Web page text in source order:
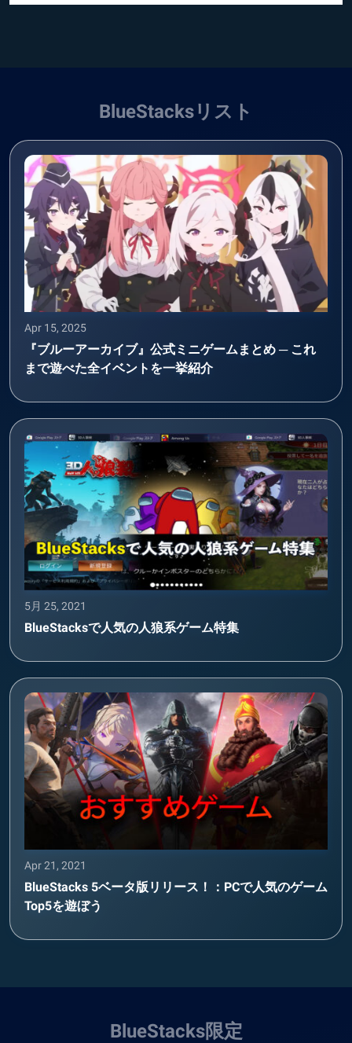
BlueStacksリスト
Apr 15, 2025
『ブルーアーカイブ』公式ミニゲームまとめ ─ これ
まで遊べた全イベントを一挙紹介
5月 25, 2021
BlueStacksで人気の人狼系ゲーム特集
Apr 21, 2021
BlueStacks 5ベータ版リリース！：PCで人気のゲーム
Top5を遊ぼう
BlueStacks限定